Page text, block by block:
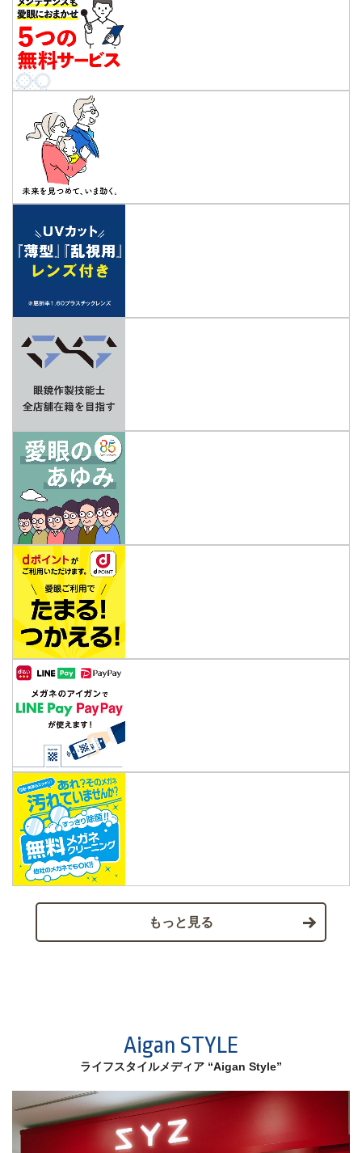
もっと見る
Aigan STYLE
ライフスタイルメディア “Aigan Style”